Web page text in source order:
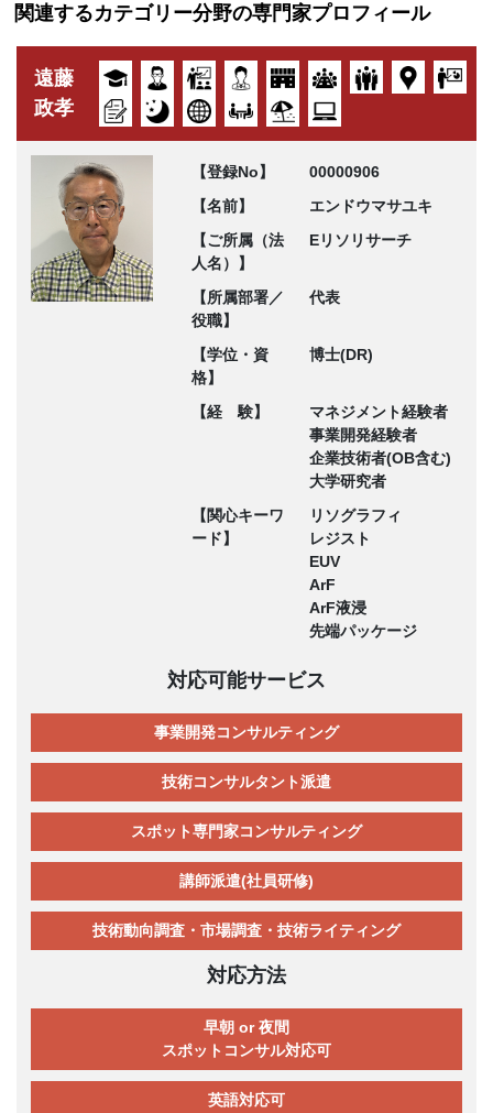
関連するカテゴリー分野の専門家プロフィール
遠藤
政孝
【登録No】
00000906
【名前】
エンドウマサユキ
【ご所属（法
人名）】
Eリソリサーチ
【所属部署／
役職】
代表
【学位・資
格】
博士(DR)
【経 験】
マネジメント経験者
事業開発経験者
企業技術者(OB含む)
大学研究者
【関心キーワ
ード】
リソグラフィ
レジスト
EUV
ArF
ArF液浸
先端パッケージ
対応可能サービス
事業開発コンサルティング
技術コンサルタント派遣
スポット専門家コンサルティング
講師派遣(社員研修)
技術動向調査・市場調査・技術ライティング
対応方法
早朝 or 夜間
スポットコンサル対応可
英語対応可